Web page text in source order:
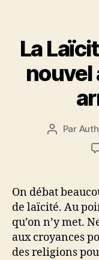
La
nouvel
Auteur
Par
On débat
de laïcité. Au
qu’on n’y met.
aux croyances
des religions